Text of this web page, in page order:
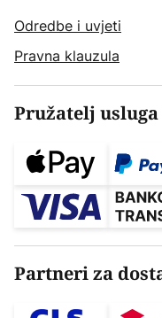
Odredbe i uvjeti
Pravna klauzula
Pružatelj
Partneri za